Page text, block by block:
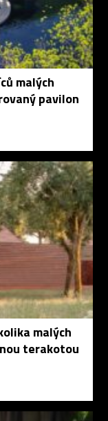
malých
pavilon
malých
terakotou